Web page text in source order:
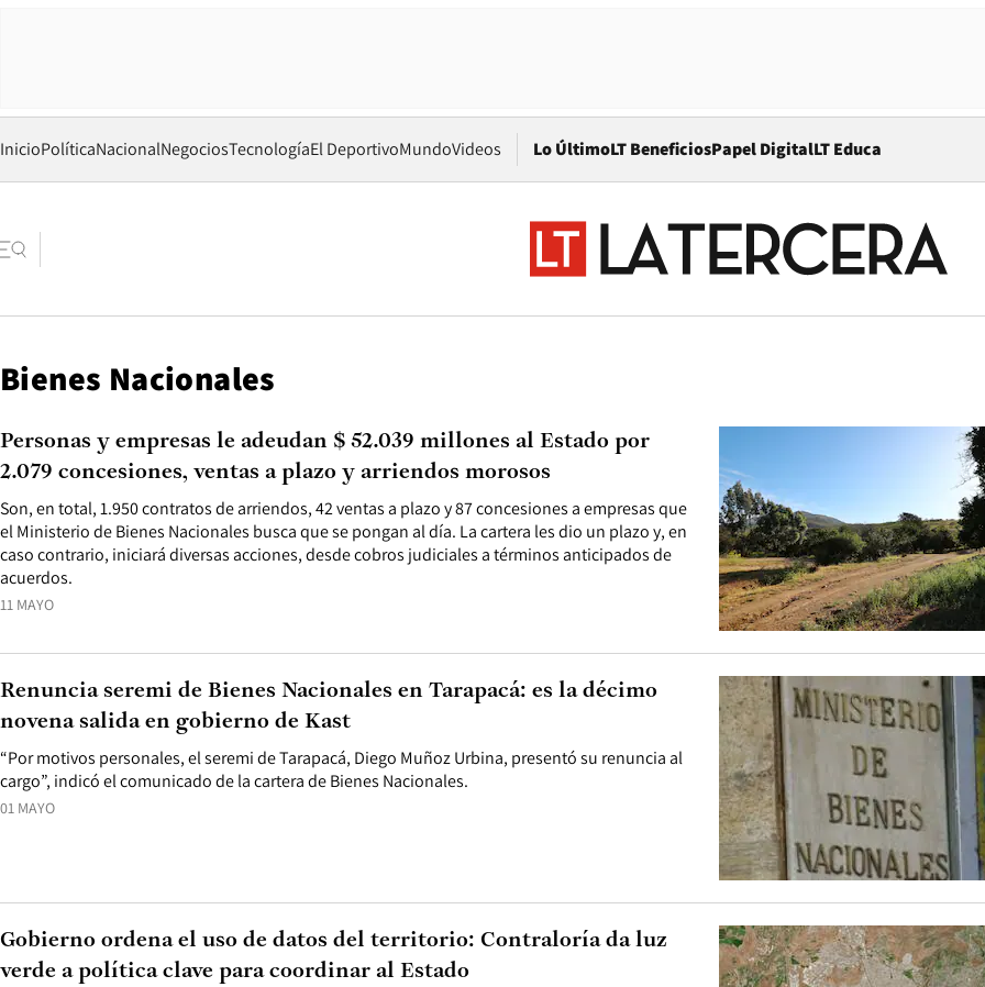
InicioPolíticaNacionalNegociosTecnologíaEl DeportivoMundoVideos Lo ÚltimoLT BeneficiosPapel DigitalOpens in new window
LT Educa
Bienes Nacionales
11 MAYO
Son, en total, 1.950 contratos de arriendos, 42 ventas a plazo y 87 concesiones a empresas que
el Ministerio de Bienes Nacionales busca que se pongan al día. La cartera les dio un plazo y, en
caso contrario, iniciará diversas acciones, desde cobros judiciales a términos anticipados de
acuerdos.
Personas y empresas le adeudan $ 52.039 millones al Estado por
2.079 concesiones, ventas a plazo y arriendos morosos
01 MAYO
“Por motivos personales, el seremi de Tarapacá, Diego Muñoz Urbina, presentó su renuncia al
cargo”, indicó el comunicado de la cartera de Bienes Nacionales.
Renuncia seremi de Bienes Nacionales en Tarapacá: es la décimo
novena salida en gobierno de Kast
Gobierno ordena el uso de datos del territorio: Contraloría da luz
verde a política clave para coordinar al Estado